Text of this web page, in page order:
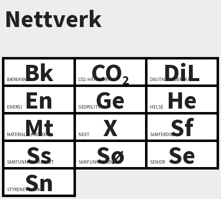
Nettverk
Bk
BÆREKRAFT CO2
CO2-HÅNDTERING DiL
DIGITALT LEDERSKAP
En
ENERGI Ge
GEOPOLITIKK He
HELSE
Mt
MATERIALTEKNOLOGI X
NEXT Sf
SAMFERDSEL
Ss
SAMFUNNSSIKKERHET Sø
SAMFUNNSØKONOMI Se
SENIOR
Sn
STYRENETTVERK